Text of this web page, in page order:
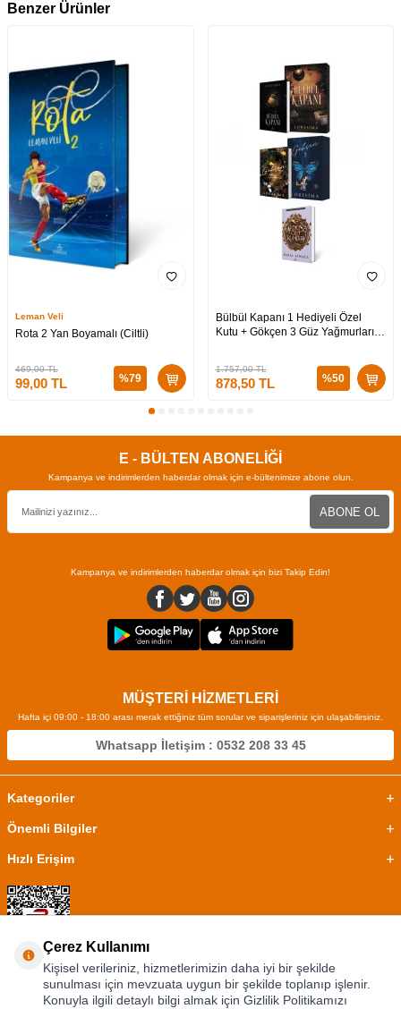
Benzer Ürünler
Leman Veli
Rota 2 Yan Boyamalı (Ciltli)
469,00TL
99,00 TL %79
Bülbül Kapanı 1 Hediyeli Özel
Kutu + Gökçen 3 Güz Yağmurları
1.757,00TL
878,50TL %50
E - BÜLTEN ABONELİĞİ
Kampanya ve indirimlerden haberdar olmak için e-bültenimize abone olun.
ABONE OL
Kampanya ve indirimlerden haberdar olmak için bizi Takip Edin!
MÜŞTERİ HİZMETLERİ
Hafta içi 09:00 - 18:00 arası merak ettiğiniz tüm sorular ve siparişleriniz için ulaşabilirsiniz.
Whatsapp İletişim : 0532 208 33 45
Kategoriler
Önemli Bilgiler
Hızlı Erişim
Çerez Kullanımı
Kişisel verileriniz, hizmetlerimizin daha iyi bir şekilde
sunulması için mevzuata uygun bir şekilde toplanıp işlenir.
Konuyla ilgili detaylı bilgi almak için Gizlilik Politikamızı